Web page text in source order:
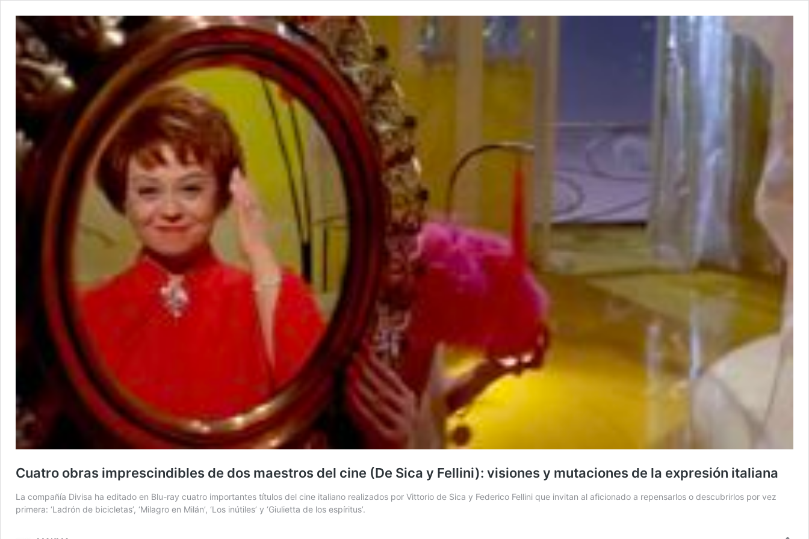
Cuatro obras imprescindibles de dos maestros del cine (De Sica y Fellini): visiones y mutaciones de la expresión italiana
La compañía Divisa ha editado en Blu-ray cuatro importantes títulos del cine italiano realizados por Vittorio de Sica y Federico Fellini que invitan al aficionado a repensarlos o descubrirlos por vez
primera: ‘Ladrón de bicicletas’, ‘Milagro en Milán’, ‘Los inútiles’ y ‘Giulietta de los espíritus’.